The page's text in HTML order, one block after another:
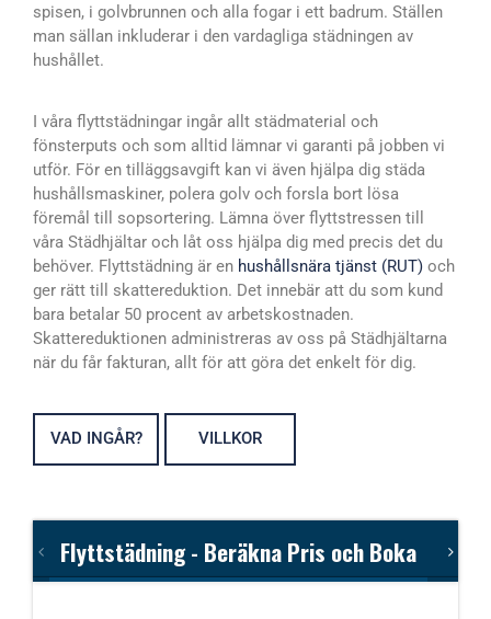
spisen, i golvbrunnen och alla fogar i ett badrum. Ställen
man sällan inkluderar i den vardagliga städningen av
hushållet.
I våra flyttstädningar ingår allt städmaterial och
fönsterputs och som alltid lämnar vi garanti på jobben vi
utför. För en tilläggsavgift kan vi även hjälpa dig städa
hushållsmaskiner, polera golv och forsla bort lösa
föremål till sopsortering. Lämna över flyttstressen till
våra Städhjältar och låt oss hjälpa dig med precis det du
behöver. Flyttstädning är en hushållsnära tjänst (RUT) och
ger rätt till skattereduktion. Det innebär att du som kund
bara betalar 50 procent av arbetskostnaden.
Skattereduktionen administreras av oss på Städhjältarna
när du får fakturan, allt för att göra det enkelt för dig.
VAD INGÅR? VILLKOR
Flyttstädning - Beräkna Pris och Boka